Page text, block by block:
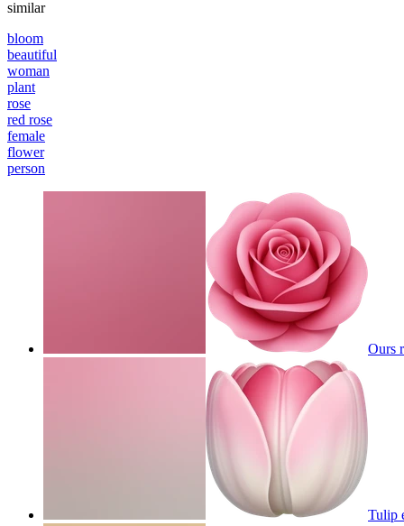
similar
bloom
beautiful
woman
plant
rose
red rose
female
flower
person
Ours
Tulip